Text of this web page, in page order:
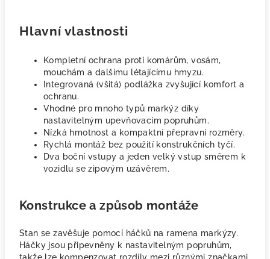
Hlavní vlastnosti
Kompletní ochrana proti komárům, vosám,
mouchám a dalšímu létajícímu hmyzu.
Integrovaná (všitá) podlážka zvyšující komfort a
ochranu.
Vhodné pro mnoho typů markýz díky
nastavitelným upevňovacím popruhům.
Nízká hmotnost a kompaktní přepravní rozměry.
Rychlá montáž bez použití konstrukčních tyčí.
Dva boční vstupy a jeden velký vstup směrem k
vozidlu se zipovým uzávěrem.
Konstrukce a způsob montáže
Stan se zavěšuje pomocí háčků na ramena markýzy.
Háčky jsou připevněny k nastavitelným popruhům,